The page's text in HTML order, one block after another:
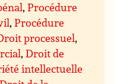
,Procédure
,Procédure
processuel,
,Droit de
intellectuelle